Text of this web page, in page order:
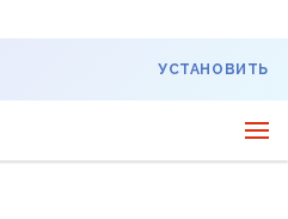
УСТАНОВИТЬ